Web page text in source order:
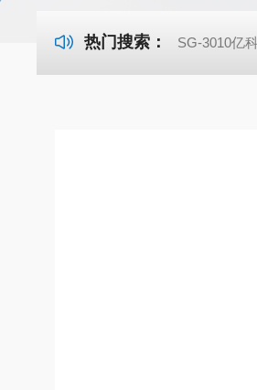
热门搜索： SG-3010亿